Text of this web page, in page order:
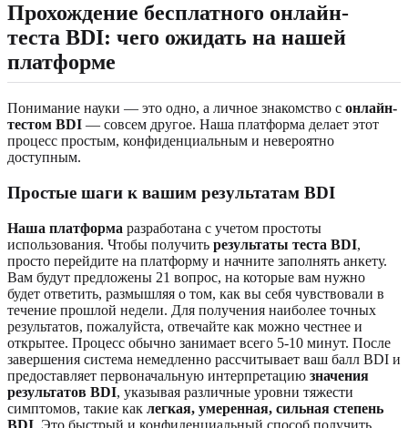
Прохождение бесплатного онлайн-
теста BDI: чего ожидать на нашей
платформе
Понимание науки — это одно, а личное знакомство с онлайн-
тестом BDI — совсем другое. Наша платформа делает этот
процесс простым, конфиденциальным и невероятно
доступным.
Простые шаги к вашим результатам BDI
Наша платформа разработана с учетом простоты
использования. Чтобы получить результаты теста BDI,
просто перейдите на платформу и начните заполнять анкету.
Вам будут предложены 21 вопрос, на которые вам нужно
будет ответить, размышляя о том, как вы себя чувствовали в
течение прошлой недели. Для получения наиболее точных
результатов, пожалуйста, отвечайте как можно честнее и
открытее. Процесс обычно занимает всего 5-10 минут. После
завершения система немедленно рассчитывает ваш балл BDI и
предоставляет первоначальную интерпретацию значения
результатов BDI, указывая различные уровни тяжести
симптомов, такие как легкая, умеренная, сильная степень
BDI. Это быстрый и конфиденциальный способ получить